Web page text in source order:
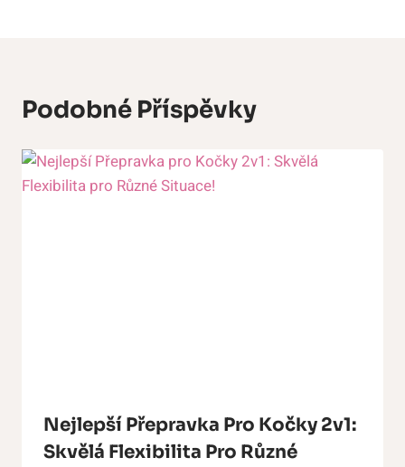
Podobné Příspěvky
Nejlepší Přepravka Pro Kočky 2v1:
Skvělá Flexibilita Pro Různé